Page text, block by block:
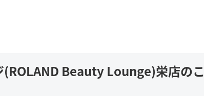
Beauty Lounge)栄店のこ